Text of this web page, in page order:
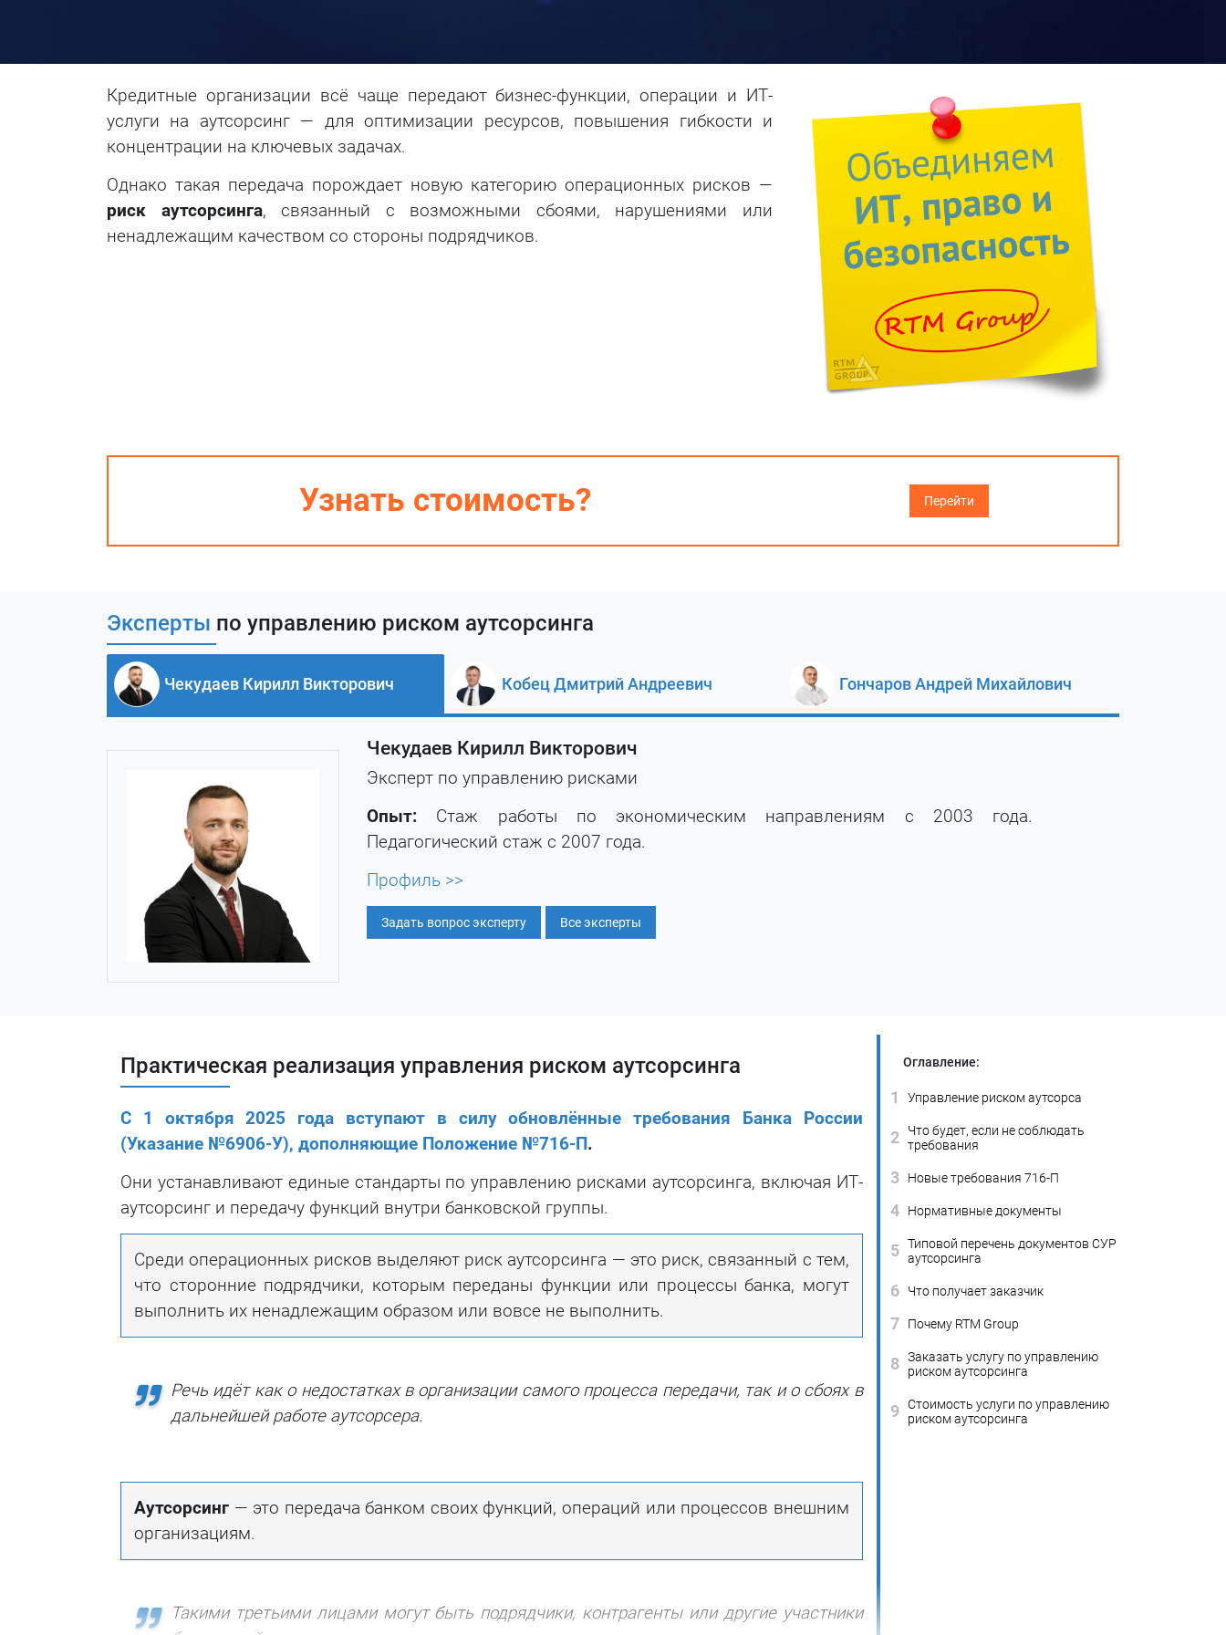
Кредитные организации всё чаще передают бизнес-функции, операции и ИТ-
услуги на аутсорсинг — для оптимизации ресурсов, повышения гибкости и
концентрации на ключевых задачах.
Однако такая передача порождает новую категорию операционных рисков —
риск аутсорсинга, связанный с возможными сбоями, нарушениями или
ненадлежащим качеством со стороны подрядчиков.
Узнать стоимость? Перейти
Эксперты по управлению риском аутсорсинга
Чекудаев Кирилл Викторович Кобец Дмитрий Андреевич Гончаров Андрей Михайлович
Чекудаев Кирилл Викторович
Эксперт по управлению рисками
Опыт: Стаж работы по экономическим направлениям с 2003 года.
Педагогический стаж с 2007 года.
Профиль >>
Задать вопрос эксперту Все эксперты
Практическая реализация управления риском аутсорсинга
С 1 октября 2025 года вступают в силу обновлённые требования Банка России
(Указание №6906-У), дополняющие Положение №716-П.
Они устанавливают единые стандарты по управлению рисками аутсорсинга, включая ИТ-
аутсорсинг и передачу функций внутри банковской группы.
Среди операционных рисков выделяют риск аутсорсинга — это риск, связанный с тем,
что сторонние подрядчики, которым переданы функции или процессы банка, могут
выполнить их ненадлежащим образом или вовсе не выполнить.
Речь идёт как о недостатках в организации самого процесса передачи, так и о сбоях в
дальнейшей работе аутсорсера.
Аутсорсинг — это передача банком своих функций, операций или процессов внешним
организациям.
Такими третьими лицами могут быть подрядчики, контрагенты или другие участники
Оглавление:
1 Управление риском аутсорса
2
Что будет, если не соблюдать
требования
3 Новые требования 716-П
4 Нормативные документы
5 Типовой перечень документов СУР
аутсорсинга
6 Что получает заказчик
7 Почему RTM Group
8 Заказать услугу по управлению
риском аутсорсинга
9 Стоимость услуги по управлению
риском аутсорсинга